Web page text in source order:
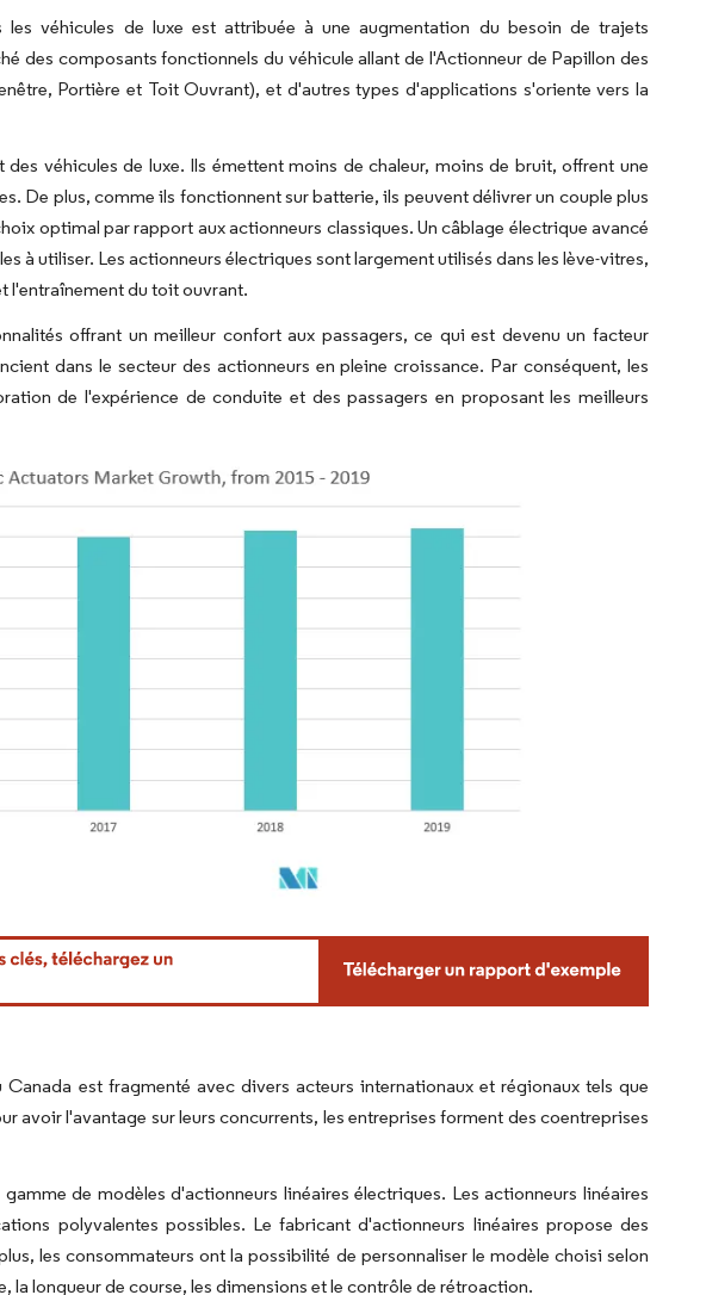
véhicules de luxe est attribuée à une augmentation du besoin de trajets
des composants fonctionnels du véhicule allant de l'Actionneur de Papillon des
Portière et Toit Ouvrant), et d'autres types d'applications s'oriente vers la
véhicules de luxe. Ils émettent moins de chaleur, moins de bruit, offrent une
De plus, comme ils fonctionnent sur batterie, ils peuvent délivrer un couple plus
optimal par rapport aux actionneurs classiques. Un câblage électrique avancé
à utiliser. Les actionneurs électriques sont largement utilisés dans les lève-vitres,
l'entraînement du toit ouvrant.
offrant un meilleur confort aux passagers, ce qui est devenu un facteur
dans le secteur des actionneurs en pleine croissance. Par conséquent, les
de l'expérience de conduite et des passagers en proposant les meilleurs
attribution sous CC BY 4.0.
est fragmenté avec divers acteurs internationaux et régionaux tels que
avoir l'avantage sur leurs concurrents, les entreprises forment des coentreprises
de modèles d'actionneurs linéaires électriques. Les actionneurs linéaires
polyvalentes possibles. Le fabricant d'actionneurs linéaires propose des
les consommateurs ont la possibilité de personnaliser le modèle choisi selon
longueur de course, les dimensions et le contrôle de rétroaction.